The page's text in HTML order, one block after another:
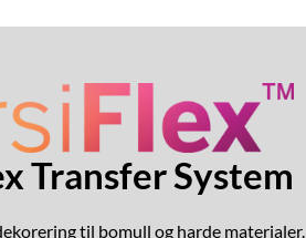
Transfer System
til bomull og harde materialer.